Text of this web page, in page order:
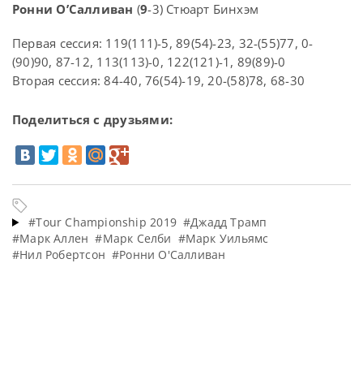
Ронни О’Салливан (9-3) Стюарт Бинхэм
Первая сессия: 119(111)-5, 89(54)-23, 32-(55)77, 0-
(90)90, 87-12, 113(113)-0, 122(121)-1, 89(89)-0
Вторая сессия: 84-40, 76(54)-19, 20-(58)78, 68-30
Поделиться с друзьями:
#Tour Championship 2019 #Джадд Трамп
#Марк Аллен #Марк Селби #Марк Уильямс
#Нил Робертсон #Ронни О'Салливан